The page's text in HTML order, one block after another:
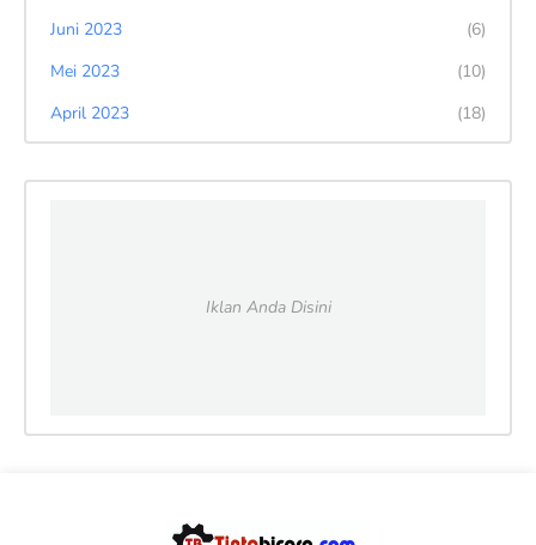
Juni 2023
(6)
Mei 2023
(10)
April 2023
(18)
Iklan Anda Disini